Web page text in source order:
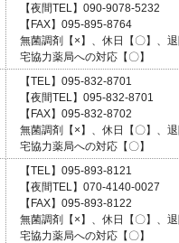
【夜間TEL】090-9078-5232
【FAX】095-895-8764
無菌調剤【×】、休日【〇】、
宅協力薬局への対応【〇】
【TEL】095-832-8701
【夜間TEL】095-832-8701
【FAX】095-832-8702
無菌調剤【×】、休日【〇】、
宅協力薬局への対応【〇】
【TEL】095-893-8121
【夜間TEL】070-4140-0027
【FAX】095-893-8122
無菌調剤【×】、休日【〇】、
宅協力薬局への対応【〇】